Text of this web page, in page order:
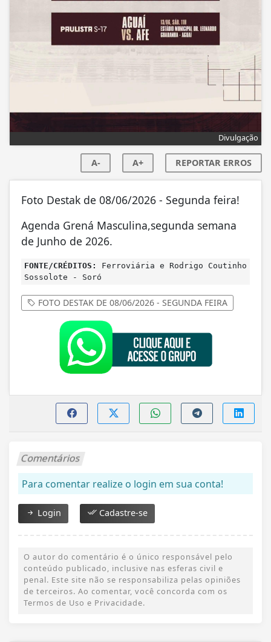
Divulgação
A- A+ REPORTAR ERROS
Foto Destak de 08/06/2026 - Segunda feira!
Agenda Grená Masculina,segunda semana
de Junho de 2026.
FONTE/CRÉDITOS:
Ferroviária e Rodrigo Coutinho
Sossolote - Soró
FOTO DESTAK DE 08/06/2026 - SEGUNDA FEIRA
Comentários
Para comentar realize o login em sua conta!
Login Cadastre-se
O autor do comentário é o único responsável pelo
conteúdo publicado, inclusive nas esferas civil e
penal. Este site não se responsabiliza pelas opiniões
de terceiros. Ao comentar, você concorda com os
Termos de Uso e Privacidade.